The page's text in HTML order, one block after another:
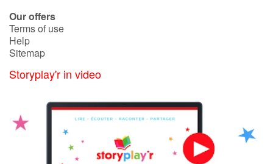
Our offers
Terms of use
Help
Sitemap
Storyplay'r in video